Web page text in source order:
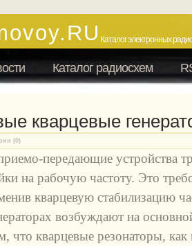
Каталог электронных
Каталог радиосхем
кварцевые
(0)
передающие устройства
на рабочую частоту. Это
кварцевую стабилизацию
возбуждают на
что кварцевые резонаторы,